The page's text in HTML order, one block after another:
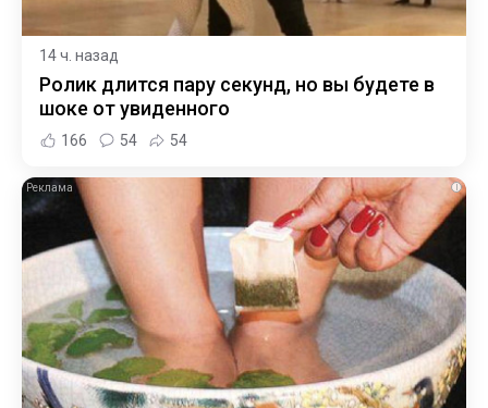
14 ч. назад
Ролик длится пару секунд, но вы будете в
шоке от увиденного
166 54 54
i